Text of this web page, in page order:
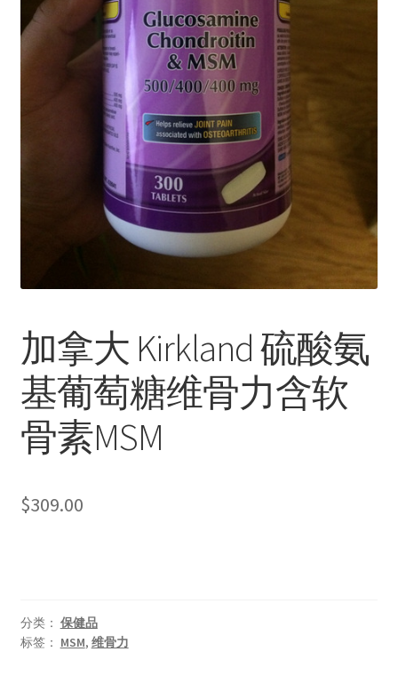
加拿大 Kirkland 硫酸氨
基葡萄糖维骨力含软
骨素MSM
$309.00
分类： 保健品
标签： MSM, 维骨力